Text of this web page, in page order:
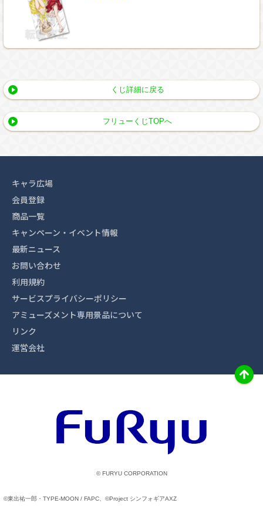
くじ詳細に戻る
フリューくじTOPへ
キャラ広場
会員登録
商品一覧
キャンペーン・イベント情報
最新ニュース
お問い合わせ
利用規約
サービスプライバシーポリシー
アミューズメント専用景品について
リンク
運営会社
© FURYU CORPORATION
©東出祐一郎・TYPE-MOON / FAPC、©Project シンフォギアAXZ